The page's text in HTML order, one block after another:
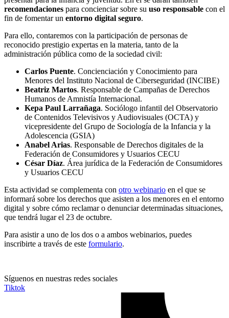
recomendaciones para concienciar sobre su uso responsable con el
fin de fomentar un entorno digital seguro.
Para ello, contaremos con la participación de personas de
reconocido prestigio expertas en la materia, tanto de la
administración pública como de la sociedad civil:
Carlos Puente. Concienciación y Conocimiento para
Menores del Instituto Nacional de Ciberseguridad (INCIBE)
Beatriz Martos. Responsable de Campañas de Derechos
Humanos de Amnistía Internacional.
Kepa Paul Larrañaga. Sociólogo infantil del Observatorio
de Contenidos Televisivos y Audiovisuales (OCTA) y
vicepresidente del Grupo de Sociología de la Infancia y la
Adolescencia (GSIA)
Anabel Arias. Responsable de Derechos digitales de la
Federación de Consumidores y Usuarios CECU
César Díaz. Área jurídica de la Federación de Consumidores
y Usuarios CECU
Esta actividad se complementa con otro webinario en el que se
informará sobre los derechos que asisten a los menores en el entorno
digital y sobre cómo reclamar o denunciar determinadas situaciones,
que tendrá lugar el 23 de octubre.
Para asistir a uno de los dos o a ambos webinarios, puedes
inscribirte a través de este formulario.
Síguenos en nuestras redes sociales
Tiktok